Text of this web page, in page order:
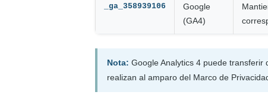
_ga_358939106
Google
(GA4)
Nota: Google Analytics 4 puede
realizan al amparo del Marco de